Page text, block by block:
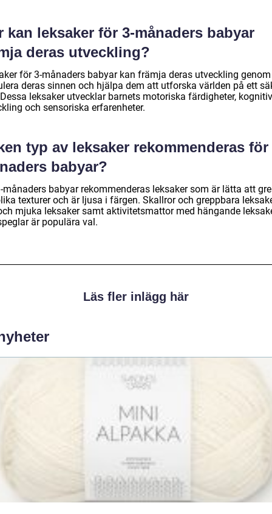
kan leksaker för 3-månaders babyar
deras utveckling?
för 3-månaders babyar kan främja deras utveckling
deras sinnen och hjälpa dem att utforska världen på ett
leksaker utvecklar barnets motoriska färdigheter,
och sensoriska erfarenheter.
typ av leksaker rekommenderas för
babyar?
månaders babyar rekommenderas leksaker som är lätta att
texturer och är ljusa i färgen. Skallror och greppbara
mjuka leksaker samt aktivitetsmattor med hängande
är populära val.
Läs fler inlägg här